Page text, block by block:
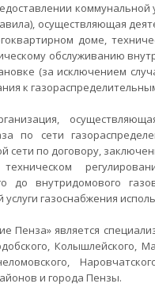
осуществляющая
доме,
обслуживанию
(за исключением
к
по сети
сети по договору,
до внутридомового
газоснабжения
Пенза» является
Колышлейского,
и города Пензы.